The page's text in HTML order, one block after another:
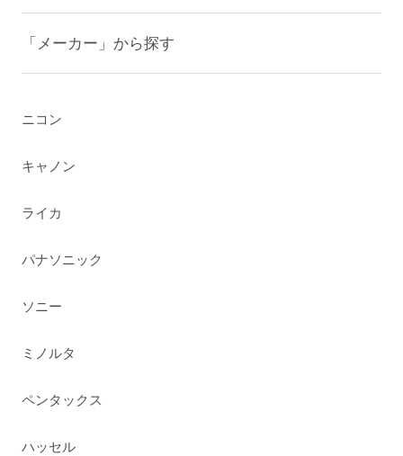
「メーカー」から探す
ニコン
キャノン
ライカ
パナソニック
ソニー
ミノルタ
ペンタックス
ハッセル